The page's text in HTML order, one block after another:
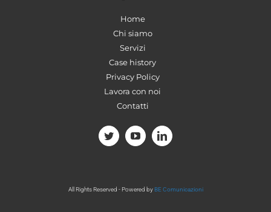
Home
Chi siamo
Servizi
Case history
Privacy Policy
Lavora con noi
Contatti
All Rights Reserved - Powered by BE Comunicazioni